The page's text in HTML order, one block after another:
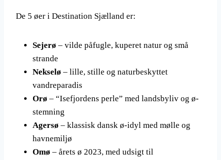
De 5 øer i Destination Sjælland er:
Sejerø – vilde påfugle, kuperet natur og små
strande
Nekselø – lille, stille og naturbeskyttet
vandreparadis
Orø – “Isefjordens perle” med landsbyliv og ø-
stemning
Agersø – klassisk dansk ø-idyl med mølle og
havnemiljø
Omø – årets ø 2023, med udsigt til